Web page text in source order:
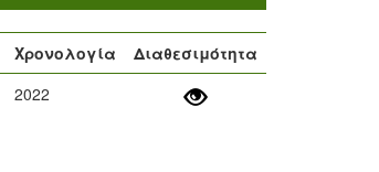
Χρονολογία
Διαθεσιμότητα
2022